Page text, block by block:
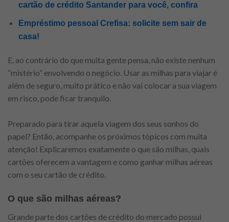
cartão de crédito Santander para você, confira
Empréstimo pessoal Crefisa: solicite sem sair de
casa!
E, ao contrário do que muita gente pensa, não existe nenhum
“mistério” envolvendo o negócio. Usar as milhas para viajar é
além de seguro, muito prático e não vai colocar a sua viagem
em risco, pode ficar tranquilo.
Preparado para tirar aquela viagem dos seus sonhos do
papel? Então, acompanhe os próximos tópicos com muita
atenção! Explicaremos exatamente o que são milhas, quais
cartões oferecem a vantagem e como ganhar milhas aéreas
com o seu cartão de crédito.
O que são milhas aéreas?
Grande parte dos cartões de crédito do mercado possui